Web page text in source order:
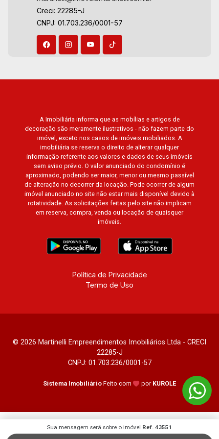
Jardim Macedo, Jardim São Luiz, Centro, Jardim
Flórida, Jardim Centenário, Recreio das Acácias,
Jardim Ana Maria, San Marco, Vila Romana,
Bosque dos Juritis, Jardim dos Guaporés e
Sua mensagem será sobre o imóvel Ref. 43551
Creci: 22285-J
CNPJ: 01.703.236/0001-57
A Imobiliária informa que as mobílias e artigos de
decoração são meramente ilustrativos - não fazem parte do
imóvel, exceto nos casos de imóveis mobiliados. A
imobiliária se reserva o direito de alterar qualquer
informação referente aos valores e dados de seus imóveis
sem aviso prévio. O valor anunciado do condomínio é
aproximado, podendo ser maior, menor ou mesmo passível
de alteração no decorrer da locação. Pode ocorrer de algum
imóvel anunciado no site não estar mais disponível devido à
rotatividade. As solicitações feitas pelo site não implicam
em reserva, compra, venda ou locação de quaisquer
imóveis.
Política de Privacidade
Termo de Uso
© 2026 Martinelli Empreendimentos Imobiliários Ltda - CRECI
22285-J
CNPJ: 01.703.236/0001-57
Sistema Imobiliário Feito com por KUROLE